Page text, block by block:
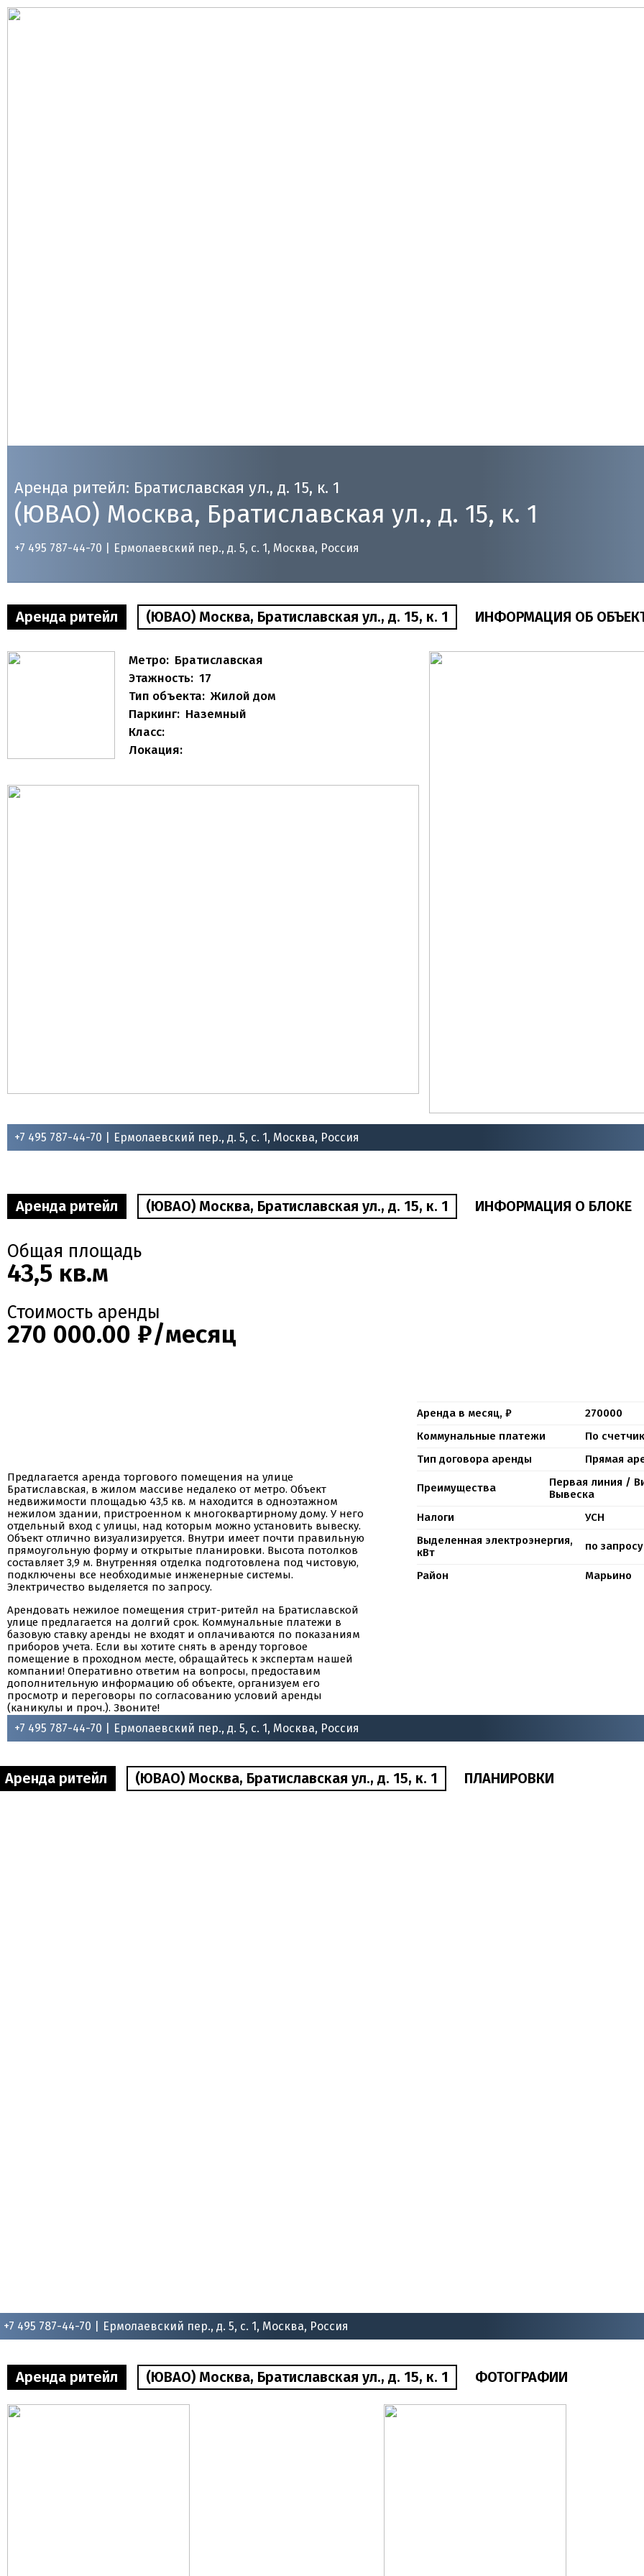
Аренда ритейл: Братиславская ул., д. 15, к. 1
(ЮВАО) Москва, Братиславская ул., д. 15, к. 1
+7 495 787-44-70 | Ермолаевский пер., д. 5, с. 1, Москва, Россия
Аренда ритейл (ЮВАО) Москва, Братиславская ул., д. 15, к. 1 ИНФОРМАЦИЯ ОБ
Метро: Братиславская
Этажность: 17
Тип объекта: Жилой дом
Паркинг: Наземный
Класс:
Локация:
+7 495 787-44-70 | Ермолаевский пер., д. 5, с. 1, Москва, Россия
Аренда ритейл (ЮВАО) Москва, Братиславская ул., д. 15, к. 1 ИНФОРМАЦИЯ О БЛОКЕ
Общая площадь
43,5 кв.м
Стоимость аренды
270 000.00 ₽/месяц
Предлагается аренда торгового помещения на улице
Братиславская, в жилом массиве недалеко от метро. Объект
недвижимости площадью 43,5 кв. м находится в одноэтажном
нежилом здании, пристроенном к многоквартирному дому. У него
отдельный вход с улицы, над которым можно установить вывеску.
Объект отлично визуализируется. Внутри имеет почти правильную
прямоугольную форму и открытые планировки. Высота потолков
составляет 3,9 м. Внутренняя отделка подготовлена под чистовую,
подключены все необходимые инженерные системы.
Электричество выделяется по запросу.
Арендовать нежилое помещения стрит-ритейл на Братиславской
улице предлагается на долгий срок. Коммунальные платежи в
базовую ставку аренды не входят и оплачиваются по показаниям
приборов учета. Если вы хотите снять в аренду торговое
помещение в проходном месте, обращайтесь к экспертам нашей
компании! Оперативно ответим на вопросы, предоставим
дополнительную информацию об объекте, организуем его
просмотр и переговоры по согласованию условий аренды
(каникулы и проч.). Звоните!
Аренда в месяц, ₽
270000
Коммунальные платежи
По
Тип договора аренды
Прямая
Преимущества
Первая линия /
Вывеска
Налоги
УСН
Выделенная электроэнергия,
кВт
по запросу
Район Марьино
+7 495 787-44-70 | Ермолаевский пер., д. 5, с. 1, Москва, Россия
Аренда ритейл (ЮВАО) Москва, Братиславская ул., д. 15, к. 1 ПЛАНИРОВКИ
+7 495 787-44-70 | Ермолаевский пер., д. 5, с. 1, Москва, Россия
Аренда ритейл (ЮВАО) Москва, Братиславская ул., д. 15, к. 1 ФОТОГРАФИИ